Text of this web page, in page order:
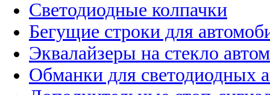
Светодиодные колпачки
Бегущие строки для
Эквалайзеры на стекло
Обманки для светодиодных